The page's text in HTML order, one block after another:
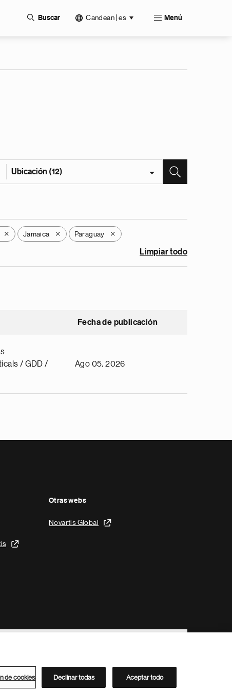
Buscar Candean | es Menú
Ubicación (12)
X Jamaica X Paraguay X
Limpiar todo
Fecha de publicación
/ GDD /
Ago 05, 2026
Otras webs
Novartis Global
Directorio de Novartis
de cookies Declinar todas Aceptar todo